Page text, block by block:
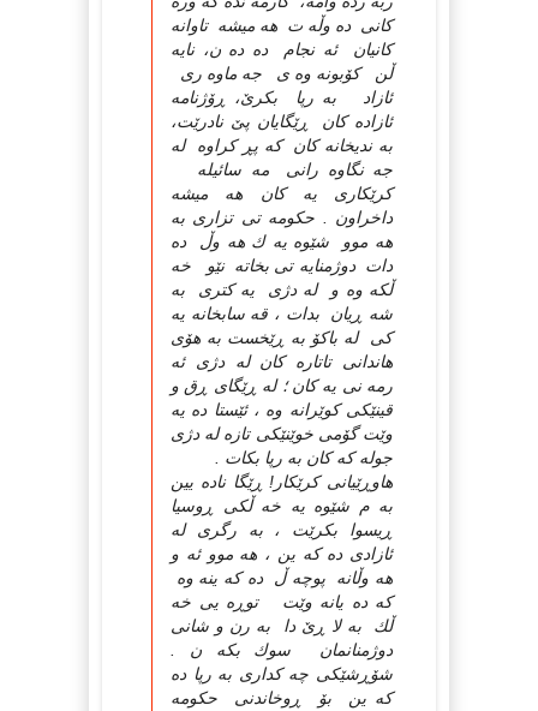
كانی ده وڵه ت هه میشه تاوانه
كانیان ئه نجام ده ده ن، نایه
ڵن كۆبونه وه ی جه ماوه ری
ئازاد به رپا بكرێ، ڕۆژنامه
ئازاده كان ڕێگایان پێ نادرێت،
به ندیخانه كان كه پڕ كراوه له
جه نگاوه رانی مه سائیله
كرێكاری یه كان هه میشه
داخراون . حكومه تی تزاری به
هه موو شێوه یه ك هه وڵ ده
دات دوژمنایه تی بخاته نێو خه
ڵكه وه و له دژی یه كتری به
شه ڕیان بدات ، قه سابخانه یه
كی له باكۆ به ڕێخست به هۆی
هاندانی تاتاره كان له دژی ئه
رمه نی یه كان ؛ له ڕێگای ڕق و
قینێكی كوێرانه وه ، ئێستا ده یه
وێت گۆمی خوێنێكی تازه له دژی
جوله كه كان به رپا بكات .
هاوڕێیانی كرێكار! ڕێگا ناده یین
به م شێوه یه خه ڵكی ڕوسیا
ڕیسوا بكرێت ، به رگری له
ئازادی ده كه ین ، هه موو ئه و
هه وڵانه پوچه ڵ ده كه ینه وه
كه ده یانه وێت توڕه یی خه
ڵك به لا ڕێ دا به رن و شانی
دوژمنانمان سوك بكه ن .
شۆڕشێكی چه كداری به رپا ده
كه ین بۆ ڕوخاندنی حكومه